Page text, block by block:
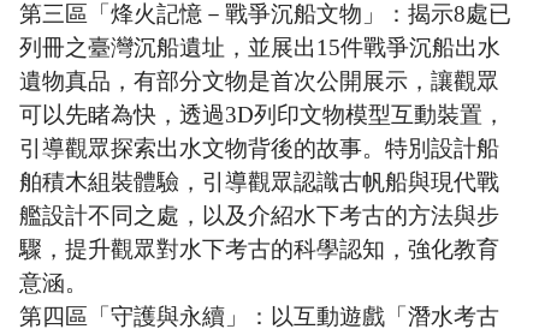
第三區「烽火記憶－戰爭沉船文物」：揭示8處已
列冊之臺灣沉船遺址，並展出15件戰爭沉船出水
遺物真品，有部分文物是首次公開展示，讓觀眾
可以先睹為快，透過3D列印文物模型互動裝置，
引導觀眾探索出水文物背後的故事。特別設計船
舶積木組裝體驗，引導觀眾認識古帆船與現代戰
艦設計不同之處，以及介紹水下考古的方法與步
驟，提升觀眾對水下考古的科學認知，強化教育
意涵。
第四區「守護與永續」：以互動遊戲「潛水考古